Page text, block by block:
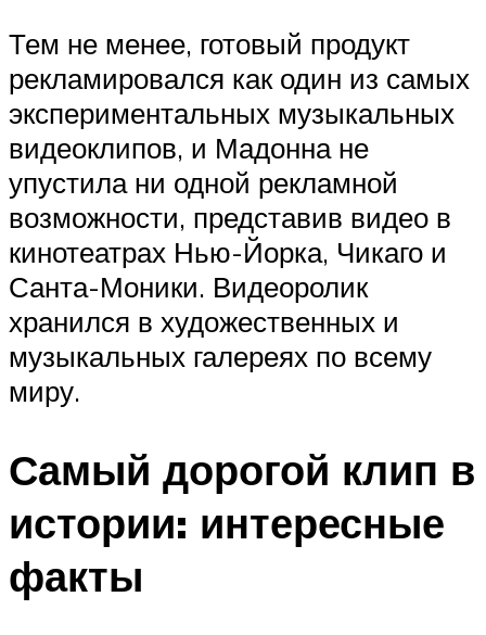
Тем не менее, готовый продукт
рекламировался как один из самых
экспериментальных музыкальных
видеоклипов, и Мадонна не
упустила ни одной рекламной
возможности, представив видео в
кинотеатрах Нью-Йорка, Чикаго и
Санта-Моники. Видеоролик
хранился в художественных и
музыкальных галереях по всему
миру.
Самый дорогой клип в
истории: интересные
факты